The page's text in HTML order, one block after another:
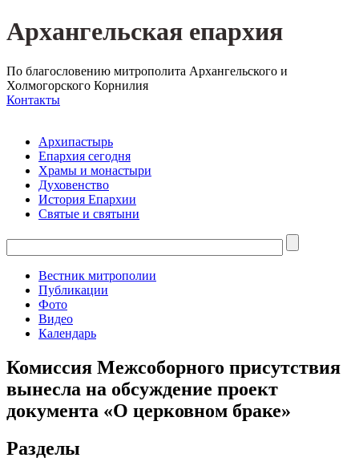
Архангельская епархия
По благословению митрополита Архангельского и
Холмогорского Корнилия
Контакты
Архипастырь
Епархия сегодня
Храмы и монастыри
Духовенство
История Епархии
Святые и святыни
Вестник митрополии
Публикации
Фото
Видео
Календарь
Комиссия Межсоборного присутствия
вынесла на обсуждение проект
документа «О церковном браке»
Разделы